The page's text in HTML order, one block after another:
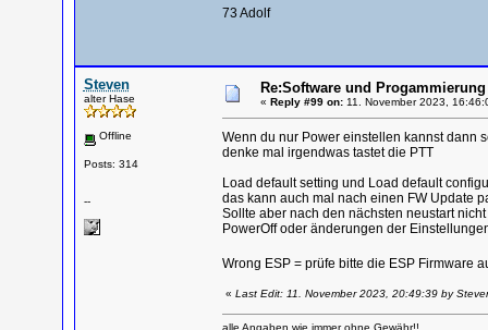
73 Adolf
Steven
alter Hase
Offline
Posts: 314
--
Re:Software und
« Reply #99 on:11. November 2023,
Wenn du nur Power einstellen kannst dann
denke mal irgendwas tastet die PTT
Load default setting und Load default
das kann auch mal nach einen FW Update
Sollte aber nach den nächsten neustart
PowerOff oder änderungen der
Wrong ESP = prüfe bitte die ESP Firmware
« Last Edit: 11. November 2023, 20:49:39 by
alle Angaben wie immer ohne Gewähr!!